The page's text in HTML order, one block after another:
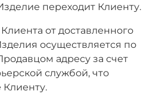
переходит Клиенту.
Клиента от доставленного
осуществляется по
адресу за счет
службой, что
Клиенту.